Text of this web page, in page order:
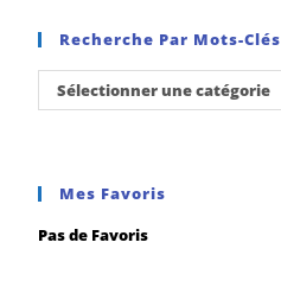
Recherche Par Mots-Clés
Sélectionner une catégorie
Mes Favoris
Pas de Favoris